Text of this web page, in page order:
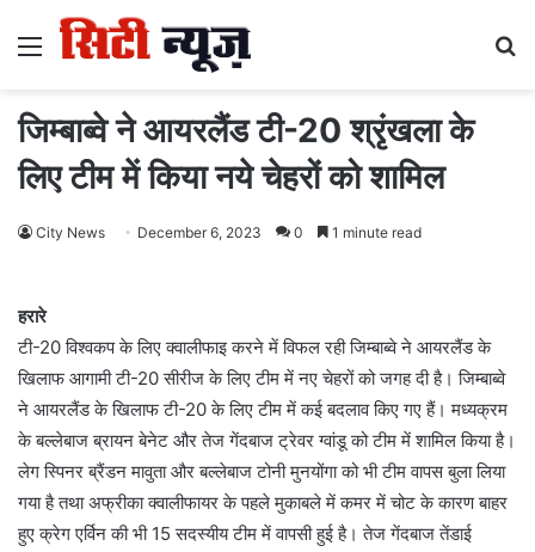
Menu
जिम्बाब्वे ने आयरलैंड टी-20 श्रृंखला के
लिए टीम में किया नये चेहरों को शामिल
City News December 6, 2023 0 1 minute read
हरारे
टी-20 विश्वकप के लिए क्वालीफाइ करने में विफल रही जिम्बाब्वे ने आयरलैंड के
खिलाफ आगामी टी-20 सीरीज के लिए टीम में नए चेहरों को जगह दी है। जिम्बाब्वे
ने आयरलैंड के खिलाफ टी-20 के लिए टीम में कई बदलाव किए गए हैं। मध्यक्रम
के बल्लेबाज ब्रायन बेनेट और तेज गेंदबाज ट्रेवर ग्वांडू को टीम में शामिल किया है।
लेग स्पिनर ब्रैंडन मावुता और बल्लेबाज टोनी मुनयोंगा को भी टीम वापस बुला लिया
गया है तथा अफ्रीका क्वालीफायर के पहले मुकाबले में कमर में चोट के कारण बाहर
हुए क्रेग एर्विन की भी 15 सदस्यीय टीम में वापसी हुई है। तेज गेंदबाज तेंडाई